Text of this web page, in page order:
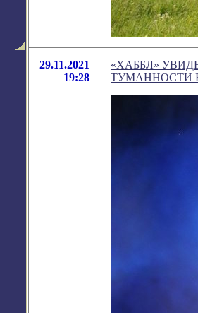
29.11.2021
19:28
«ХАББЛ»
ТУМАННОСТИ